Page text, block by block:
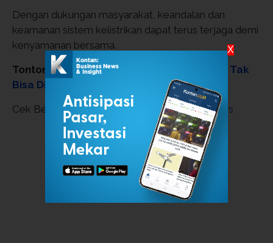
Dengan dukungan masyarakat, keandalan dan
keamanan sistem kelistrikan dapat terus terjaga demi
kenyamanan bersama.
Tonton:Investor Patriot Merah Putih Bond Tak
Bisa Dikejar Pajak Ekonom Buka Suara
Cek Berita dan Artikel yang lain diGoogle News
X